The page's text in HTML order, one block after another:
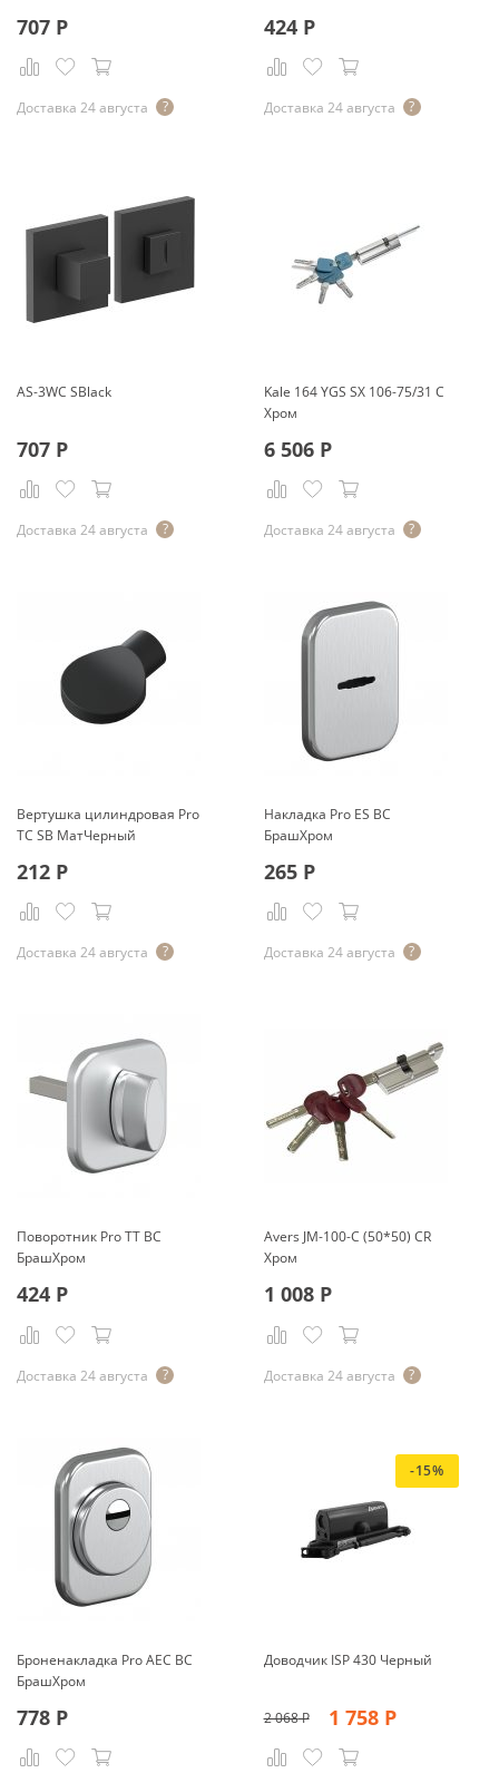
707 Р
Доставка 24 августа
424Р
Доставка 24 августа
AS-3WC SBlack
707 Р
Доставка 24 августа
Kale 164 YGS SX 106-75/31 C
Хром
6 506Р
Доставка 24 августа
Вертушка цилиндровая Pro
TC SB МатЧерный
212 Р
Доставка 24 августа
Накладка Pro ES BС
БрашХром
265Р
Доставка 24 августа
Поворотник Pro TT BС
БрашХром
424 Р
Доставка 24 августа
Avers JМ-100-С (50*50) CR
Хром
1 008Р
Доставка 24 августа
Броненакладка Pro AEC BС
БрашХром
778 Р
-15%
Доводчик ISP 430 Черный
2 068Р 1 758Р